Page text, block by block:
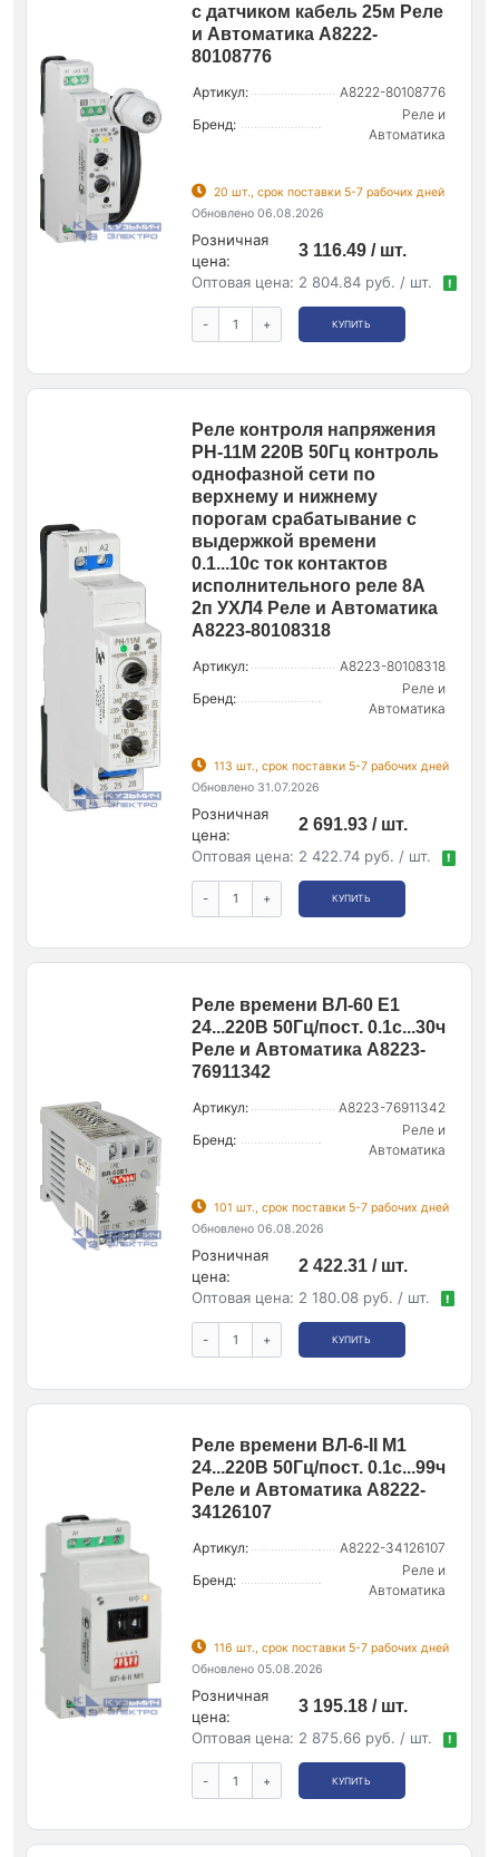
с датчиком кабель 25м Реле
и Автоматика A8222-
80108776
Артикул:
A8222-80108776
Бренд:
Реле и
Автоматика
20 шт., срок поставки 5-7 рабочих дней
Обновлено 06.08.2026
Розничная
цена:
3 116.49 / шт.
Оптовая цена: 2 804.84 руб. / шт. !
- + КУПИТЬ
Реле контроля напряжения
РН-11М 220В 50Гц контроль
однофазной сети по
верхнему и нижнему
порогам срабатывание с
выдержкой времени
0.1...10с ток контактов
исполнительного реле 8А
2п УХЛ4 Реле и Автоматика
A8223-80108318
Артикул:
A8223-80108318
Бренд:
Реле и
Автоматика
113 шт., срок поставки 5-7 рабочих дней
Обновлено 31.07.2026
Розничная
цена:
2 691.93 / шт.
Оптовая цена: 2 422.74 руб. / шт. !
- + КУПИТЬ
Реле времени ВЛ-60 Е1
24...220В 50Гц/пост. 0.1с...30ч
Реле и Автоматика A8223-
76911342
Артикул:
A8223-76911342
Бренд:
Реле и
Автоматика
101 шт., срок поставки 5-7 рабочих дней
Обновлено 06.08.2026
Розничная
цена:
2 422.31 / шт.
Оптовая цена: 2 180.08 руб. / шт. !
- + КУПИТЬ
Реле времени ВЛ-6-II М1
24...220В 50Гц/пост. 0.1с...99ч
Реле и Автоматика A8222-
34126107
Артикул:
A8222-34126107
Бренд:
Реле и
Автоматика
116 шт., срок поставки 5-7 рабочих дней
Обновлено 05.08.2026
Розничная
цена:
3 195.18 / шт.
Оптовая цена: 2 875.66 руб. / шт. !
- + КУПИТЬ